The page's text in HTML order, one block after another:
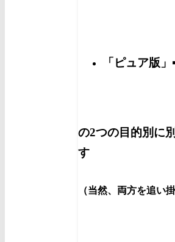
「ピュア版
の2つの目的別に
す
（当然、両方を追い